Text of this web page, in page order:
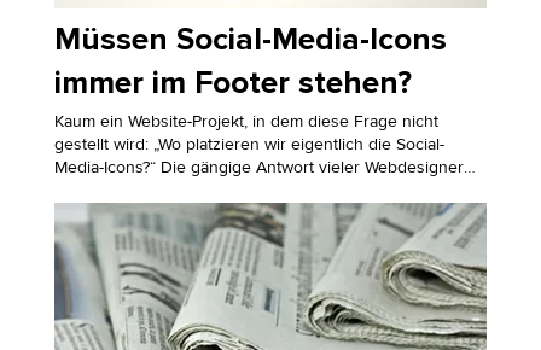
Müssen Social-Media-Icons
immer im Footer stehen?
Kaum ein Website-Projekt, in dem diese Frage nicht
gestellt wird: „Wo platzieren wir eigentlich die Social-
Media-Icons?“ Die gängige Antwort vieler Webdesigner
Alternative. Doch ist das wirklich die beste Lösung? Oder
handelt es sich um eine Gewohnheit, die mehr schadet
als nützt? Ursprung der Footer-Gewohnheit Die
Platzierung von Social-Media-Icons im Footer hat
historische Gründe: Ordnung & Übersichtlichkeit: Der
Footer galt schon immer als Sammelpunkt für